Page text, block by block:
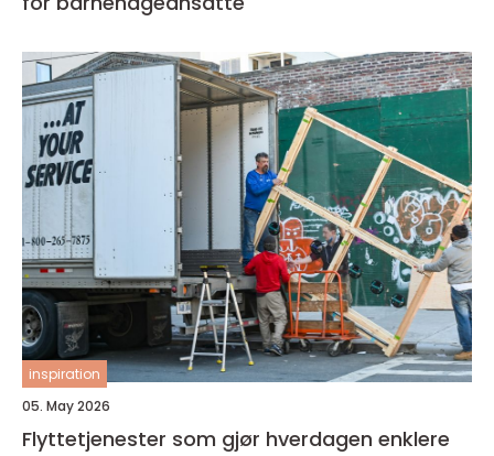
inspiration
05. May 2026
Flyttetjenester som gjør hverdagen enklere